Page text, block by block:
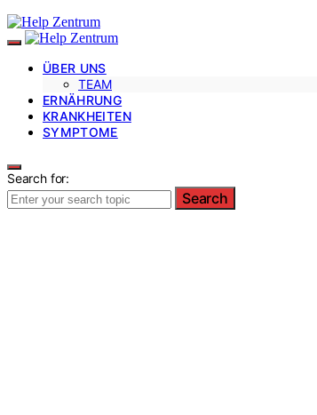
ÜBER UNS
TEAM
ERNÄHRUNG
KRANKHEITEN
SYMPTOME
Search for:
Search